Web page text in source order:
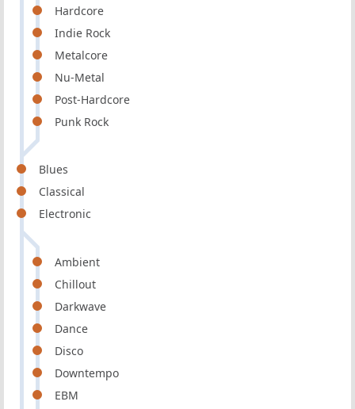
Hardcore
Indie Rock
Metalcore
Nu-Metal
Post-Hardcore
Punk Rock
Blues
Classical
Electronic
Ambient
Chillout
Darkwave
Dance
Disco
Downtempo
EBM